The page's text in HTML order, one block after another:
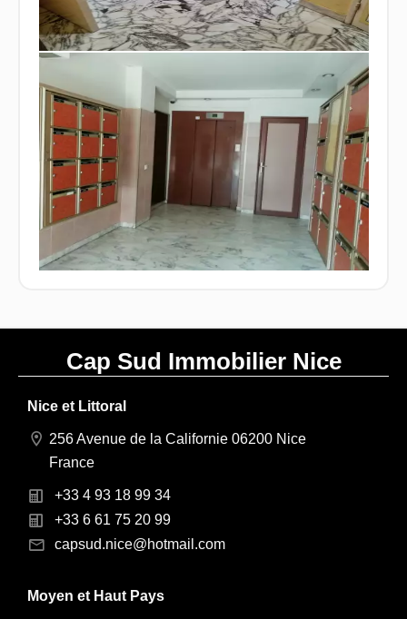
Cap Sud Immobilier Nice
Nice et Littoral
256 Avenue de la Californie 06200 Nice
France
+33 4 93 18 99 34
+33 6 61 75 20 99
capsud.nice@hotmail.com
Moyen et Haut Pays